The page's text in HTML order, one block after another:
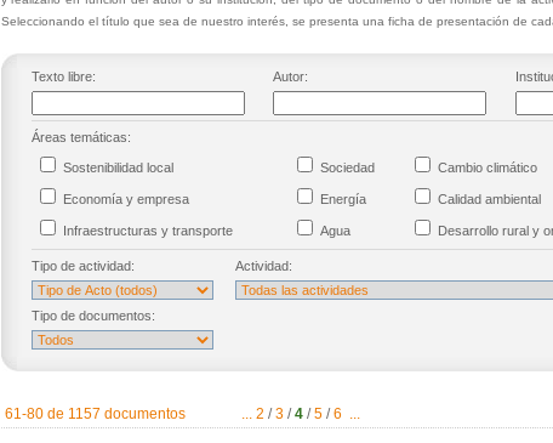
Seleccionando el título que sea de nuestro interés, se presenta una ficha de presentación de
Texto libre: Autor:
Áreas temáticas:
Sostenibilidad local Sociedad Cambio climático
Economía y empresa Energía Calidad ambiental
Infraestructuras y transporte Agua Desarrollo rural y
Tipo de actividad: Actividad:
Tipo de documentos:
61-80 de 1157 documentos ... 2 / 3 /4 / 5 / 6 ...